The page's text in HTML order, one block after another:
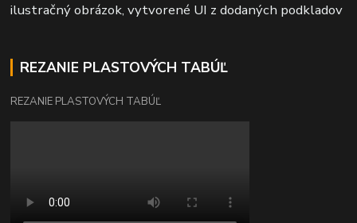
ilustračný obrázok, vytvorené UI z dodaných podkladov
REZANIE PLASTOVÝCH TABÚĽ
REZANIE PLASTOVÝCH TABÚĽ